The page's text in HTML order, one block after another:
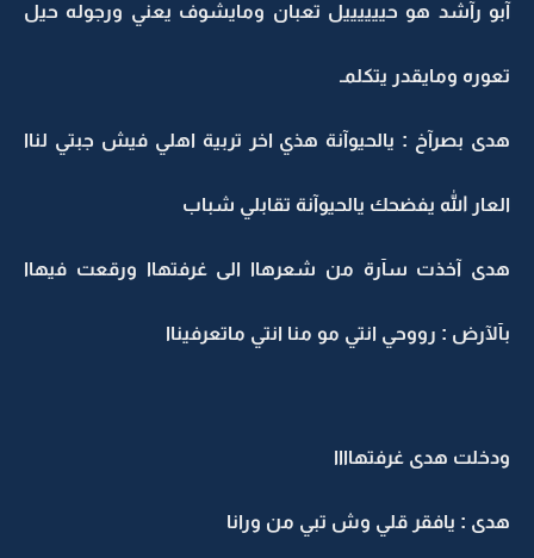
آبو رآشد هو حييييييل تعبان ومايشوف يعني ورجوله حيل
تعوره ومايقدر يتكلمـ
هدى بصرآخ : يالحيوآنة هذي اخر تربية اهلي فيش جبتي لناا
العار الله يفضحك يالحيوآنة تقابلي شباب
هدى آخذت سآرة من شعرهاا الى غرفتهاا ورقعت فيهاا
بآلآرض : رووحي انتي مو منا انتي ماتعرفيناا
ودخلت هدى غرفتهاااا
هدى : يافقر قلي وش تبي من ورانا